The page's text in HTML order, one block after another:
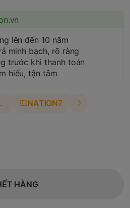
lên đến 10 năm
minh bạch, rõ ràng
trước khi thanh toán
hiểu, tận tâm
NATION7
HÀNG